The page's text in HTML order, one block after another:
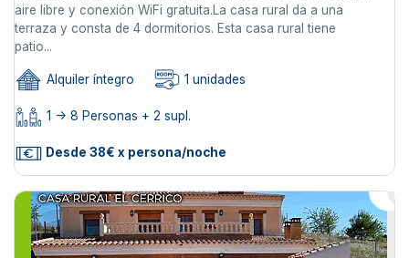
aire libre y conexión WiFi gratuita.La casa rural da a una
terraza y consta de 4 dormitorios. Esta casa rural tiene
patio...
Alquiler íntegro 1 unidades
1 -> 8 Personas + 2 supl.
Desde 38€ x persona/noche